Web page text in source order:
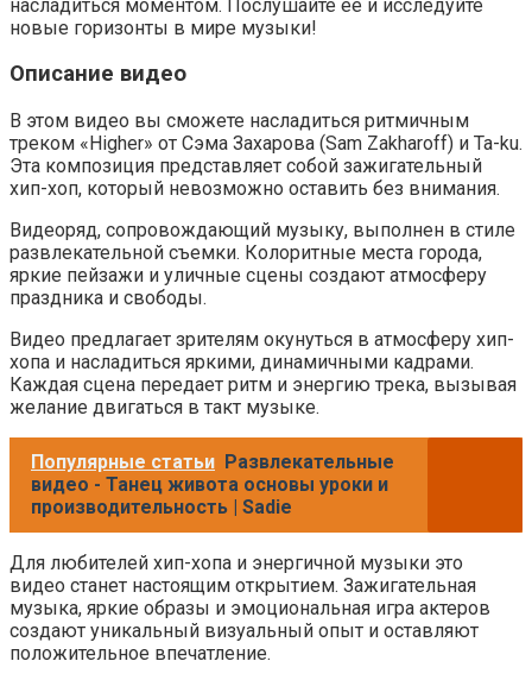
насладиться моментом. Послушайте ее и исследуйте
новые горизонты в мире музыки!
Описание видео
В этом видео вы сможете насладиться ритмичным
треком «Higher» от Сэма Захарова (Sam Zakharoff) и Ta-ku.
Эта композиция представляет собой зажигательный
хип-хоп, который невозможно оставить без внимания.
Видеоряд, сопровождающий музыку, выполнен в стиле
развлекательной съемки. Колоритные места города,
яркие пейзажи и уличные сцены создают атмосферу
праздника и свободы.
Видео предлагает зрителям окунуться в атмосферу хип-
хопа и насладиться яркими, динамичными кадрами.
Каждая сцена передает ритм и энергию трека, вызывая
желание двигаться в такт музыке.
Популярные статьи Развлекательные
видео - Танец живота основы уроки и
производительность | Sadie
Для любителей хип-хопа и энергичной музыки это
видео станет настоящим открытием. Зажигательная
музыка, яркие образы и эмоциональная игра актеров
создают уникальный визуальный опыт и оставляют
положительное впечатление.